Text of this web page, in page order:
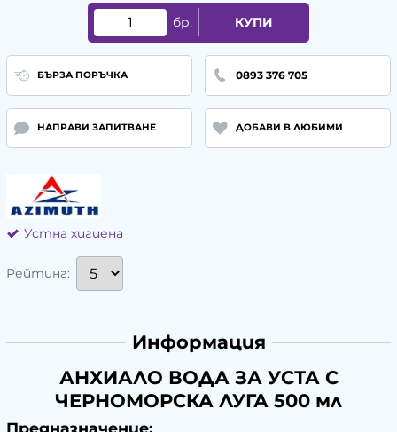
бр. КУПИ
БЪРЗА ПОРЪЧКА 0893 376 705
НАПРАВИ ЗАПИТВАНЕ ДОБАВИ В ЛЮБИМИ
Устна хигиена
Рейтинг:
Информация
АНХИАЛО ВОДА ЗА УСТА С
ЧЕРНОМОРСКА ЛУГА 500 мл
Предназначение: